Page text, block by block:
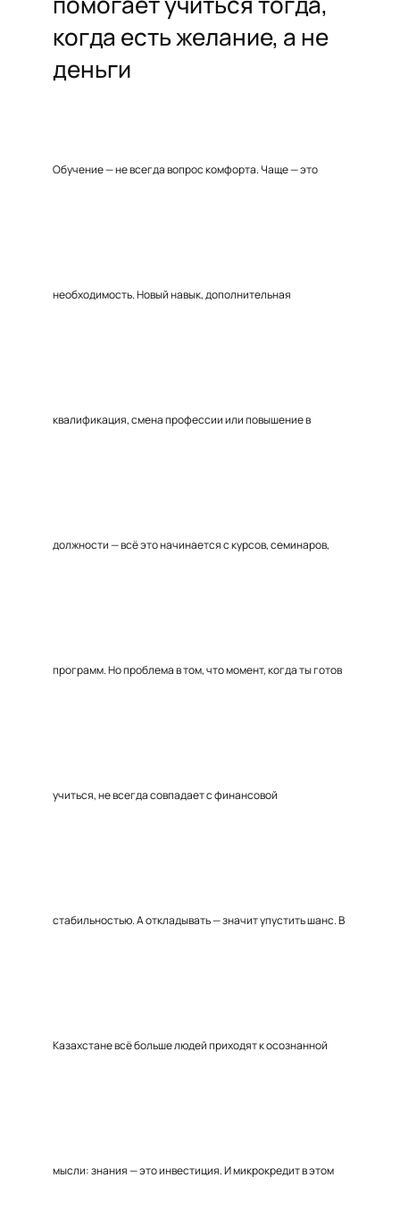
когда есть желание, а не
деньги
Обучение — не всегда вопрос комфорта. Чаще — это
необходимость. Новый навык, дополнительная
квалификация, смена профессии или повышение в
должности — всё это начинается с курсов, семинаров,
программ. Но проблема в том, что момент, когда ты готов
учиться, не всегда совпадает с финансовой
стабильностью. А откладывать — значит упустить шанс. В
Казахстане всё больше людей приходят к осознанной
мысли: знания — это инвестиция. И микрокредит в этом